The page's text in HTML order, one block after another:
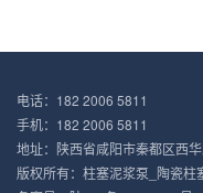
电话：182 2006 5811
手机：182 2006 5811
地址：陕西省咸阳市秦都区西
版权所有：柱塞泥浆泵_陶瓷柱